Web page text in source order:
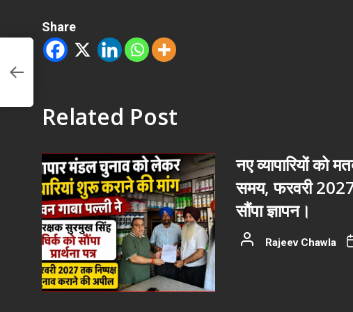
Share
Related Post
नए व्यापारियों को
समय, फरवरी 2027
सौंपा ज्ञापन।
Rajeev Chawla